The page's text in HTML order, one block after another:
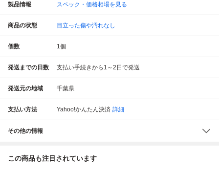
製品情報 スペック・価格相場を見る
商品の状態 目立った傷や汚れなし
個数 1個
発送までの日数 支払い手続きから1～2日で発送
発送元の地域 千葉県
支払い方法 Yahoo!かんたん決済 詳細
その他の情報
この商品も注目されています